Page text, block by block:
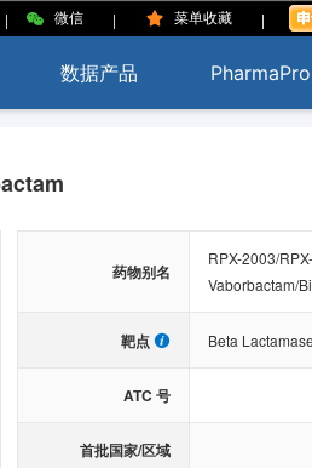
| 微信 | 菜单收藏 |
数据产品 PharmaPro
药物别名
RPX-2003/
Vaborbactam/
靶点 Beta Lactamase
ATC 号
首批国家/区域